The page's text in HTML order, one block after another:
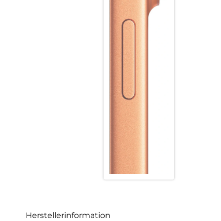
Herstellerinformation